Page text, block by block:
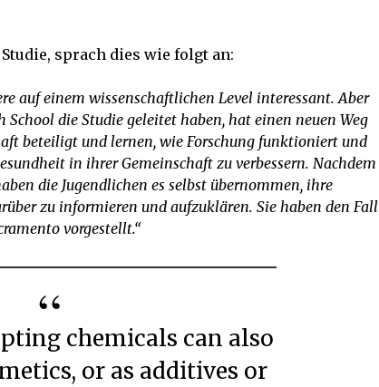
sprach dies wie folgt an:
auf einem wissenschaftlichen Level interessant. Aber
School die Studie geleitet haben, hat einen neuen Weg
beteiligt und lernen, wie Forschung funktioniert und
in ihrer Gemeinschaft zu verbessern. Nachdem
die Jugendlichen es selbst übernommen, ihre
zu informieren und aufzuklären. Sie haben den Fall
vorgestellt.“
or as additives or